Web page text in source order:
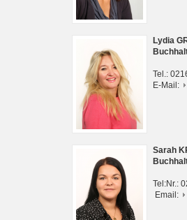
Lydia
Tel.:
E-Mail:
Sarah
Tel:Nr.:
Email: